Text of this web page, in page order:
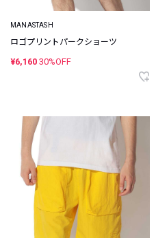
MANASTASH
ロゴプリントパークショーツ
¥6,160 30%OFF